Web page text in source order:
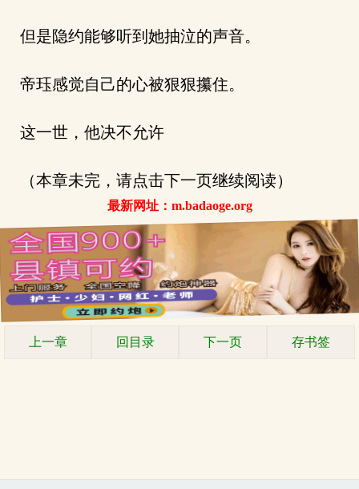
但是隐约能够听到她抽泣的声音。
帝珏感觉自己的心被狠狠攥住。
这一世，他决不允许
（本章未完，请点击下一页继续阅读）
最新网址：m.badaoge.org
上一章 回目录 下一页 存书签